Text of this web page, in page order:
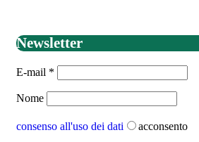
Newsletter
E-mail *
Nome
consenso all'uso dei dati acconsento